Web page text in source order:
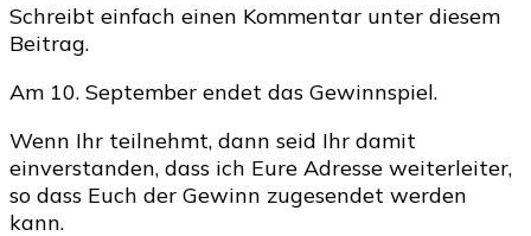
Schreibt einfach einen Kommentar unter diesem
Beitrag.
Am 10. September endet das Gewinnspiel.
Wenn Ihr teilnehmt, dann seid Ihr damit
einverstanden, dass ich Eure Adresse weiterleiter,
so dass Euch der Gewinn zugesendet werden
kann.